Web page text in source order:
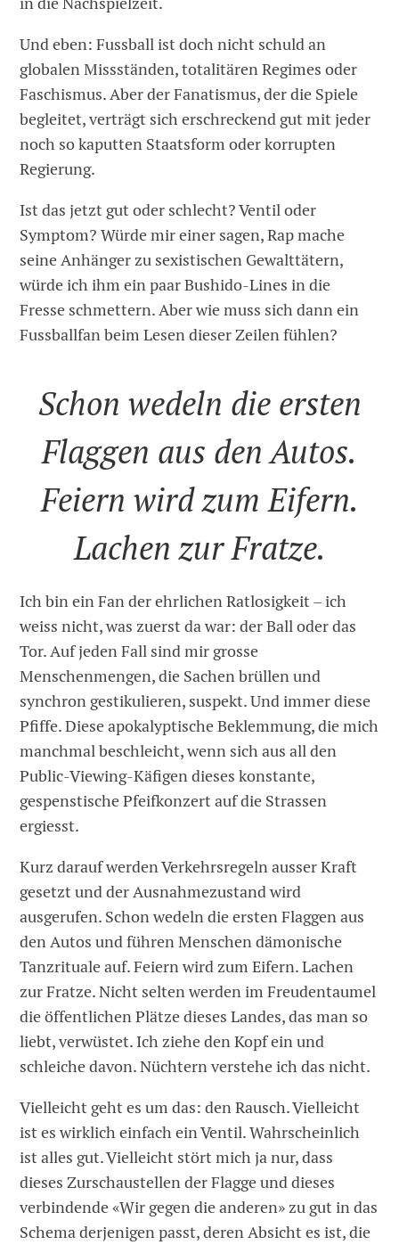
Und eben: Fussball ist doch nicht schuld an
globalen Missständen, totalitären Regimes oder
Faschismus. Aber der Fanatismus, der die Spiele
begleitet, verträgt sich erschreckend gut mit jeder
noch so kaputten Staatsform oder korrupten
Regierung.
Ist das jetzt gut oder schlecht? Ventil oder
Symptom? Würde mir einer sagen, Rap mache
seine Anhänger zu sexistischen Gewalttätern,
würde ich ihm ein paar Bushido-Lines in die
Fresse schmettern. Aber wie muss sich dann ein
Fussballfan beim Lesen dieser Zeilen fühlen?
Schon wedeln die ersten
Flaggen aus den Autos.
Feiern wird zum Eifern.
Lachen zur Fratze.
Ich bin ein Fan der ehrlichen Ratlosigkeit – ich
weiss nicht, was zuerst da war: der Ball oder das
Tor. Auf jeden Fall sind mir grosse
Menschenmengen, die Sachen brüllen und
synchron gestikulieren, suspekt. Und immer diese
Pfiffe. Diese apokalyptische Beklemmung, die mich
manchmal beschleicht, wenn sich aus all den
Public-Viewing-Käfigen dieses konstante,
gespenstische Pfeifkonzert auf die Strassen
ergiesst.
Kurz darauf werden Verkehrsregeln ausser Kraft
gesetzt und der Ausnahmezustand wird
ausgerufen. Schon wedeln die ersten Flaggen aus
den Autos und führen Menschen dämonische
Tanzrituale auf. Feiern wird zum Eifern. Lachen
zur Fratze. Nicht selten werden im Freudentaumel
die öffentlichen Plätze dieses Landes, das man so
liebt, verwüstet. Ich ziehe den Kopf ein und
schleiche davon. Nüchtern verstehe ich das nicht.
Vielleicht geht es um das: den Rausch. Vielleicht
ist es wirklich einfach ein Ventil. Wahrscheinlich
ist alles gut. Vielleicht stört mich ja nur, dass
dieses Zurschaustellen der Flagge und dieses
verbindende «Wir gegen die anderen» zu gut in das
Schema derjenigen passt, deren Absicht es ist, die